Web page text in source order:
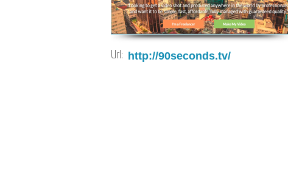
Url: http://90seconds.tv/